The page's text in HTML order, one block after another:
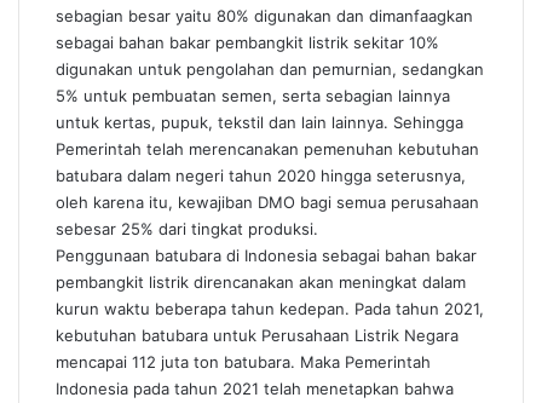
sebagian besar yaitu 80% digunakan dan dimanfaagkan
sebagai bahan bakar pembangkit listrik sekitar 10%
digunakan untuk pengolahan dan pemurnian, sedangkan
5% untuk pembuatan semen, serta sebagian lainnya
untuk kertas, pupuk, tekstil dan lain lainnya. Sehingga
Pemerintah telah merencanakan pemenuhan kebutuhan
batubara dalam negeri tahun 2020 hingga seterusnya,
oleh karena itu, kewajiban DMO bagi semua perusahaan
sebesar 25% dari tingkat produksi.
Penggunaan batubara di Indonesia sebagai bahan bakar
pembangkit listrik direncanakan akan meningkat dalam
kurun waktu beberapa tahun kedepan. Pada tahun 2021,
kebutuhan batubara untuk Perusahaan Listrik Negara
mencapai 112 juta ton batubara. Maka Pemerintah
Indonesia pada tahun 2021 telah menetapkan bahwa